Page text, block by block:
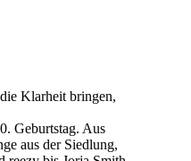
Klarheit bringen,
Geburtstag. Aus
aus der Siedlung,